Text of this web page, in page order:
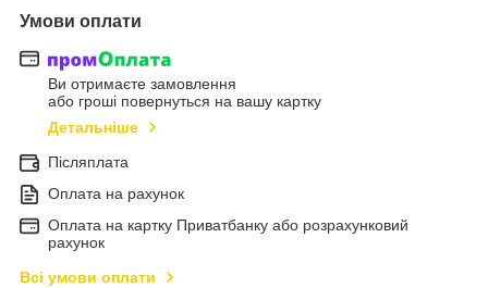
Умови оплати
Ви отримаєте замовлення
або гроші повернуться на вашу картку
Детальніше
Післяплата
Оплата на рахунок
Оплата на картку Приватбанку або розрахунковий
рахунок
Всі умови оплати